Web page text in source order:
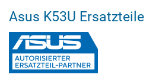
Asus K53U Ersatzteile